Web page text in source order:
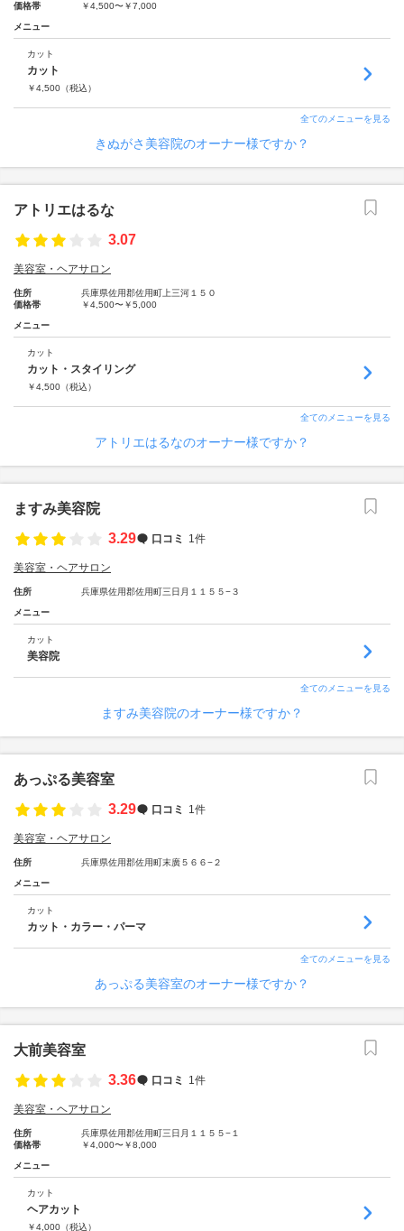
価格帯
￥4,500〜￥7,000
メニュー
カット
カット
￥4,500 （税込）
全てのメニューを見る
きぬがさ美容院のオーナー様ですか？
アトリエはるな
3.07
美容室・ヘアサロン
住所
兵庫県佐用郡佐用町上三河１５０
価格帯
￥4,500〜￥5,000
メニュー
カット
カット・スタイリング
￥4,500 （税込）
全てのメニューを見る
アトリエはるなのオーナー様ですか？
ますみ美容院
3.29
口コミ 1件
美容室・ヘアサロン
住所 兵庫県佐用郡佐用町三日月１１５５−３
メニュー
カット
美容院
全てのメニューを見る
ますみ美容院のオーナー様ですか？
あっぷる美容室
3.29
口コミ 1件
美容室・ヘアサロン
住所 兵庫県佐用郡佐用町末廣５６６−２
メニュー
カット
カット・カラー・パーマ
全てのメニューを見る
あっぷる美容室のオーナー様ですか？
大前美容室
3.36
口コミ 1件
美容室・ヘアサロン
住所
兵庫県佐用郡佐用町三日月１１５５−１
価格帯
￥4,000〜￥8,000
メニュー
カット
ヘアカット
￥4,000 （税込）